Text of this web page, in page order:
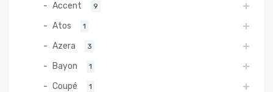
Accent 9
Atos 1
Azera 3
Bayon 1
Coupé 1